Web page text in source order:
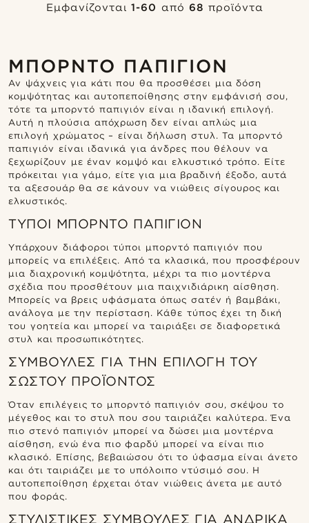
Εμφανίζονται 1-60 από 68 προϊόντα
ΜΠΟΡΝΤΌ ΠΑΠΙΓΙΌΝ
Αν ψάχνεις για κάτι που θα προσθέσει μια δόση
κομψότητας και αυτοπεποίθησης στην εμφάνισή σου,
τότε τα μπορντό παπιγιόν είναι η ιδανική επιλογή.
Αυτή η πλούσια απόχρωση δεν είναι απλώς μια
επιλογή χρώματος – είναι δήλωση στυλ. Τα μπορντό
παπιγιόν είναι ιδανικά για άνδρες που θέλουν να
ξεχωρίζουν με έναν κομψό και ελκυστικό τρόπο. Είτε
πρόκειται για γάμο, είτε για μια βραδινή έξοδο, αυτά
τα αξεσουάρ θα σε κάνουν να νιώθεις σίγουρος και
ελκυστικός.
ΤΎΠΟΙ ΜΠΟΡΝΤΌ ΠΑΠΙΓΙΌΝ
Υπάρχουν διάφοροι τύποι μπορντό παπιγιόν που
μπορείς να επιλέξεις. Από τα κλασικά, που προσφέρουν
μια διαχρονική κομψότητα, μέχρι τα πιο μοντέρνα
σχέδια που προσθέτουν μια παιχνιδιάρικη αίσθηση.
Μπορείς να βρεις υφάσματα όπως σατέν ή βαμβάκι,
ανάλογα με την περίσταση. Κάθε τύπος έχει τη δική
του γοητεία και μπορεί να ταιριάξει σε διαφορετικά
στυλ και προσωπικότητες.
ΣΥΜΒΟΥΛΈΣ ΓΙΑ ΤΗΝ ΕΠΙΛΟΓΉ ΤΟΥ
ΣΩΣΤΟΎ ΠΡΟΪΌΝΤΟΣ
Όταν επιλέγεις το μπορντό παπιγιόν σου, σκέψου το
μέγεθος και το στυλ που σου ταιριάζει καλύτερα. Ένα
πιο στενό παπιγιόν μπορεί να δώσει μια μοντέρνα
αίσθηση, ενώ ένα πιο φαρδύ μπορεί να είναι πιο
κλασικό. Επίσης, βεβαιώσου ότι το ύφασμα είναι άνετο
και ότι ταιριάζει με το υπόλοιπο ντύσιμό σου. Η
αυτοπεποίθηση έρχεται όταν νιώθεις άνετα με αυτό
που φοράς.
ΣΤΥΛΙΣΤΙΚΈΣ ΣΥΜΒΟΥΛΈΣ ΓΙΑ ΑΝΔΡΙΚΆ